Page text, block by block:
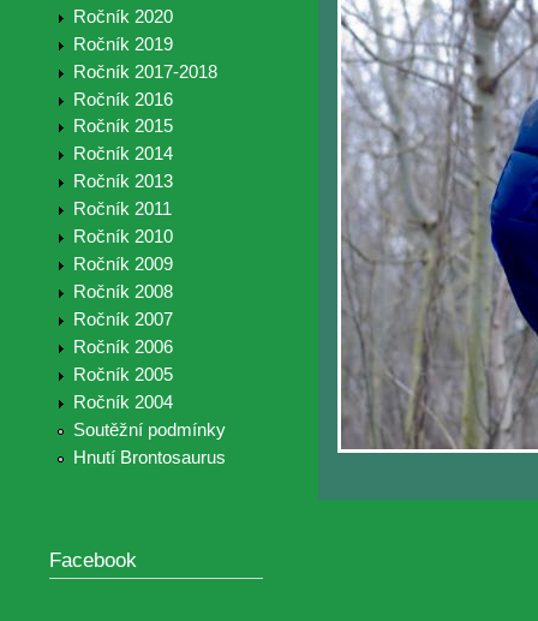
Ročník 2020
Ročník 2019
Ročník 2017-2018
Ročník 2016
Ročník 2015
Ročník 2014
Ročník 2013
Ročník 2011
Ročník 2010
Ročník 2009
Ročník 2008
Ročník 2007
Ročník 2006
Ročník 2005
Ročník 2004
Soutěžní podmínky
Hnutí Brontosaurus
Facebook